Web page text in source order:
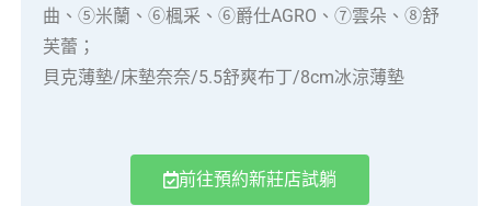
曲、⑤米蘭、⑥楓采、⑥爵仕AGRO、⑦雲朵、⑧舒
芙蕾；
貝克薄墊/床墊奈奈/5.5舒爽布丁/8cm冰涼薄墊
前往預約新莊店試躺